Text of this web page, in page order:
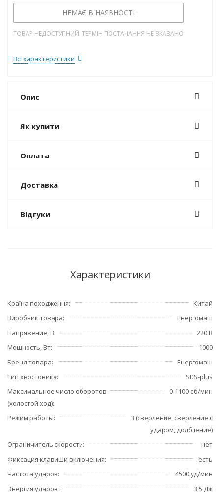
НЕМАЄ В НАЯВНОСТІ
ТОВАР НЕДОСТУПНИЙ. ТЕРМІН ПОСТАЧАННЯ НЕ ВКАЗАНО
Всі характеристики
Опис
Як купити
Оплата
Доставка
Відгуки
Характеристики
Країна походження
Китай
Виробник товара
Енергомаш
Напряжение, В
220 В
Мощность, Вт
1000
Бренд товара
Енергомаш
Тип хвостовика
SDS-plus
Максимальное число оборотов
(холостой ход)
0-1100 об/мин
Режим работы
3 (сверление, сверление с
ударом, долбление)
Ограничитель скорости
нет
Фиксация клавиши включения
есть
Частота ударов
4500 уд/мин
Энергия ударов
3,5 Дж